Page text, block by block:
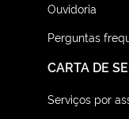
Ouvidoria
Perguntas
CARTA DE
Serviços por